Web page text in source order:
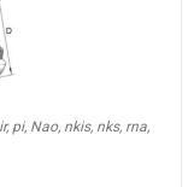
pi, Nao, nkis, nks, rna,